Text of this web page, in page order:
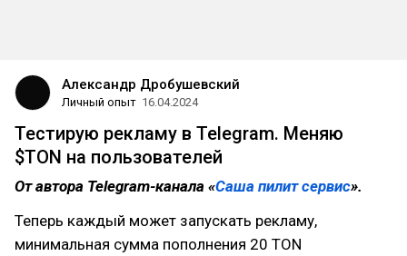
Александр Дробушевский
Личный опыт 16.04.2024
Тестирую рекламу в Telegram. Меняю
$TON на пользователей
От автора Telegram-канала «Саша пилит сервис».
Теперь каждый может запускать рекламу,
минимальная сумма пополнения 20 TON